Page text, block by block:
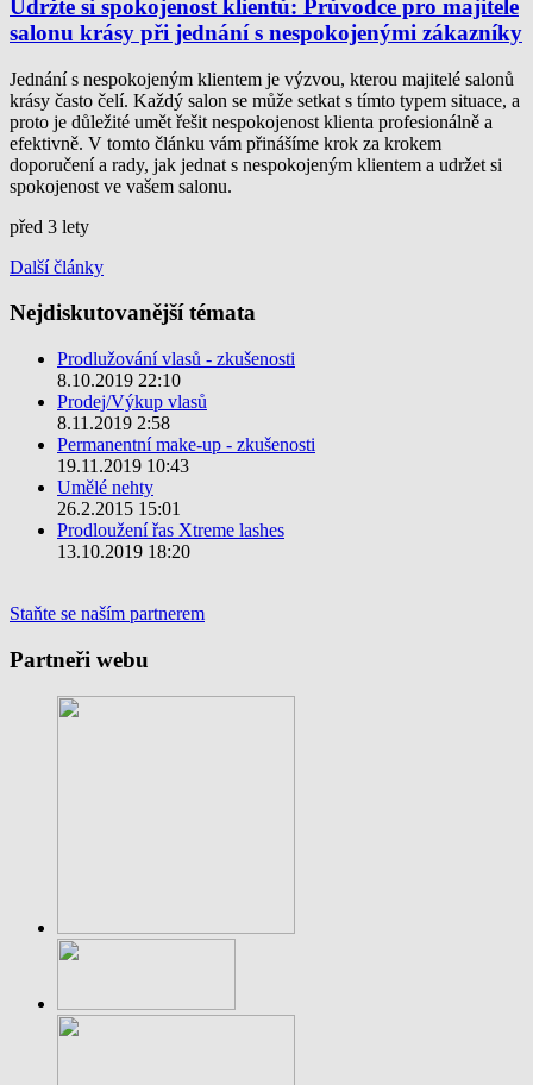
Udržte si spokojenost klientů: Průvodce pro majitele
salonu krásy při jednání s nespokojenými zákazníky
Jednání s nespokojeným klientem je výzvou, kterou majitelé salonů
krásy často čelí. Každý salon se může setkat s tímto typem situace, a
proto je důležité umět řešit nespokojenost klienta profesionálně a
efektivně. V tomto článku vám přinášíme krok za krokem
doporučení a rady, jak jednat s nespokojeným klientem a udržet si
spokojenost ve vašem salonu.
před 3 lety
Další články
Nejdiskutovanější témata
Prodlužování vlasů - zkušenosti
8.10.2019 22:10
Prodej/Výkup vlasů
8.11.2019 2:58
Permanentní make-up - zkušenosti
19.11.2019 10:43
Umělé nehty
26.2.2015 15:01
Prodloužení řas Xtreme lashes
13.10.2019 18:20
Staňte se naším partnerem
Partneři webu